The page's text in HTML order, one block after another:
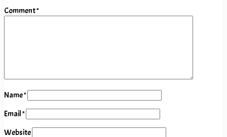
Comment*
Name*
Email*
Website